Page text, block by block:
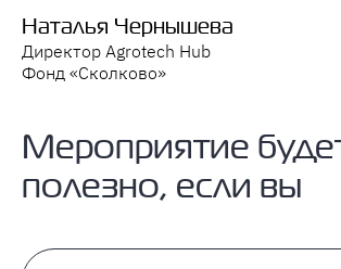
Наталья Чернышева
Директор Agrotech Hub
Фонд «Сколково»
Мероприятие
полезно, если вы